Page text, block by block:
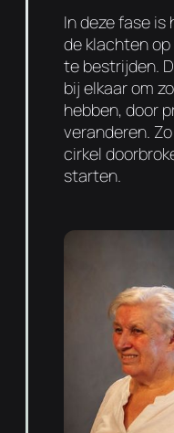
In deze fase is
de klachten op
te bestrijden.
bij elkaar om
hebben, door
veranderen.
cirkel
starten.